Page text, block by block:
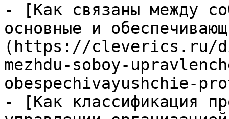
- [Как связаны между
основные и
(https://cleverics.ru/
mezhdu-soboy-
obespechivayushchie-
- [Как классификация